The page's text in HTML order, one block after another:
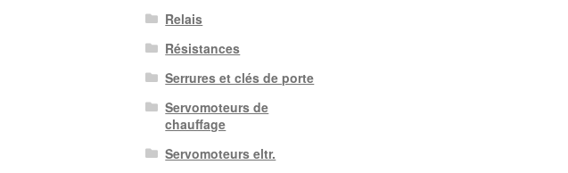
Relais
Résistances
Serrures et clés de porte
Servomoteurs de
chauffage
Servomoteurs eltr.